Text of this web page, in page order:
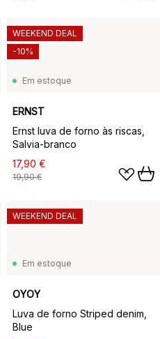
Em estoque
ERNST
Ernst luva de forno às riscas,
Salvia-branco
17,90 €
19,90 €
WEEKEND DEAL
-10%
Em estoque
OYOY
Luva de forno Striped denim,
Blue
WEEKEND DEAL